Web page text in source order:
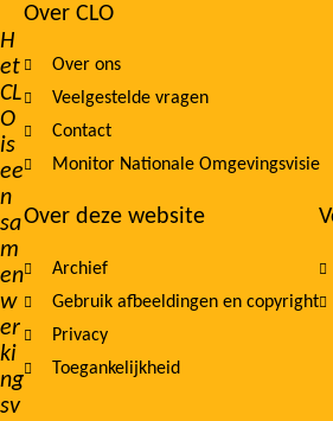
H
et
CL
O
is
ee
n
sa
m
en
w
er
ki
ng
sv
Footer
navigation
Over CLO
Over ons
Veelgestelde vragen
Contact
Monitor Nationale Omgevingsvisie
Over deze website
Archief
Gebruik afbeeldingen en copyright
Privacy
Toegankelijkheid